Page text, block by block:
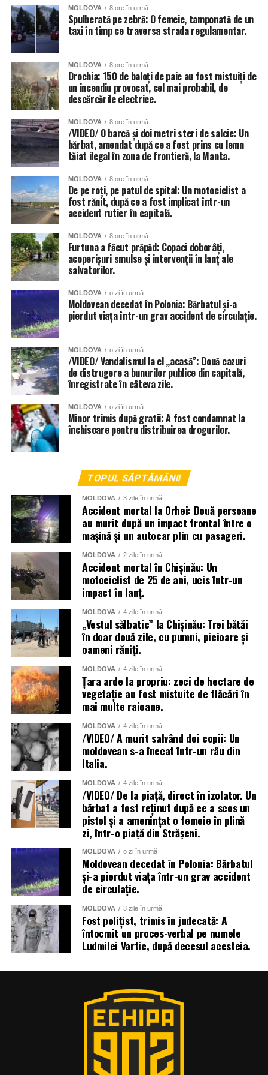
MOLDOVA 8 ore în urmă
Spulberată pe zebră: O femeie, tamponată de un
taxi în timp ce traversa strada regulamentar.
MOLDOVA 8 ore în urmă
Drochia: 150 de baloți de paie au fost mistuiți de
un incendiu provocat, cel mai probabil, de
descărcările electrice.
MOLDOVA 8 ore în urmă
/VIDEO/ O barcă și doi metri steri de salcie: Un
bărbat, amendat după ce a fost prins cu lemn
tăiat ilegal în zona de frontieră, la Manta.
MOLDOVA 8 ore în urmă
De pe roți, pe patul de spital: Un motociclist a
fost rănit, după ce a fost implicat într-un
accident rutier în capitală.
MOLDOVA 8 ore în urmă
Furtuna a făcut prăpăd: Copaci doborâți,
acoperișuri smulse și intervenții în lanț ale
salvatorilor.
MOLDOVA o zi în urmă
Moldovean decedat în Polonia: Bărbatul și-a
pierdut viața într-un grav accident de circulație.
MOLDOVA o zi în urmă
/VIDEO/ Vandalismul la el „acasă”: Două cazuri
de distrugere a bunurilor publice din capitală,
înregistrate în câteva zile.
MOLDOVA o zi în urmă
Minor trimis după gratii: A fost condamnat la
închisoare pentru distribuirea drogurilor.
TOPUL SĂPTĂMÂNII
MOLDOVA 3 zile în urmă
Accident mortal la Orhei: Două persoane
au murit după un impact frontal între o
mașină și un autocar plin cu pasageri.
MOLDOVA 2 zile în urmă
Accident mortal în Chișinău: Un
motociclist de 25 de ani, ucis într-un
impact în lanț.
MOLDOVA 4 zile în urmă
„Vestul sălbatic” la Chișinău: Trei bătăi
în doar două zile, cu pumni, picioare și
oameni răniți.
MOLDOVA 4 zile în urmă
Țara arde la propriu: zeci de hectare de
vegetație au fost mistuite de flăcări în
mai multe raioane.
MOLDOVA 4 zile în urmă
/VIDEO/ A murit salvând doi copii: Un
moldovean s-a înecat într-un râu din
Italia.
MOLDOVA 4 zile în urmă
/VIDEO/ De la piață, direct în izolator. Un
bărbat a fost reținut după ce a scos un
pistol și a amenințat o femeie în plină
zi, într-o piață din Strășeni.
MOLDOVA o zi în urmă
Moldovean decedat în Polonia: Bărbatul
și-a pierdut viața într-un grav accident
de circulație.
MOLDOVA 3 zile în urmă
Fost polițist, trimis în judecată: A
întocmit un proces-verbal pe numele
Ludmilei Vartic, după decesul acesteia.